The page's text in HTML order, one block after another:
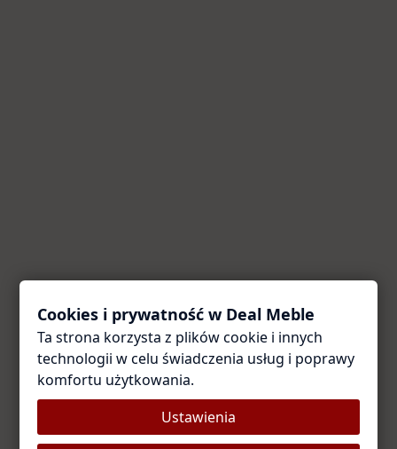
Coś poszło nie tak
Przepraszamy za utrudnienia. Odśwież stronę — zwykle
Cookies i prywatność w Deal Meble
Ta strona korzysta z plików cookie i innych
technologii w celu świadczenia usług i poprawy
komfortu użytkowania.
Ustawienia